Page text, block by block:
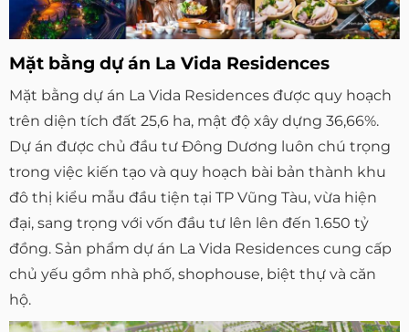
Mặt bằng dự án La Vida Residences
Mặt bằng dự án La Vida Residences được quy hoạch
trên diện tích đất 25,6 ha, mật độ xây dựng 36,66%.
Dự án được chủ đầu tư Đông Dương luôn chú trọng
trong việc kiến tạo và quy hoạch bài bản thành khu
đô thị kiểu mẫu đầu tiện tại TP Vũng Tàu, vừa hiện
đại, sang trọng với vốn đầu tư lên lên đến 1.650 tỷ
đồng. Sản phẩm dự án La Vida Residences cung cấp
chủ yếu gồm nhà phố, shophouse, biệt thự và căn
hộ.